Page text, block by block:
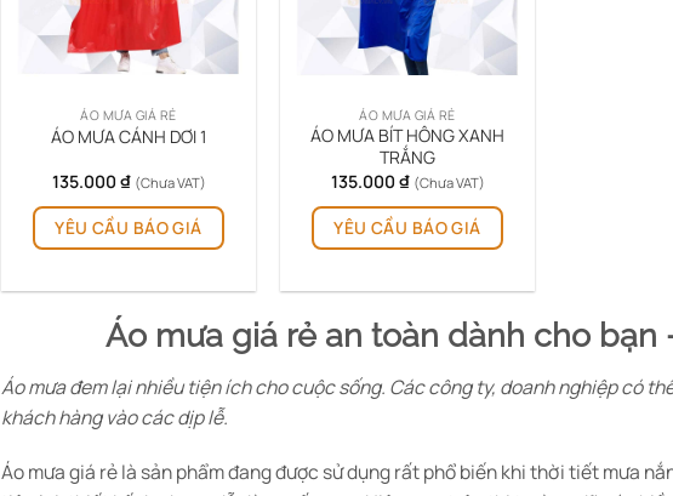
ÁO MƯA GIÁ RẺ
ÁO MƯA CÁNH DƠI 1
135.000 ₫ (Chưa VAT)
YÊU CẦU BÁO GIÁ
ÁO MƯA GIÁ RẺ
ÁO MƯA BÍT HÔNG XANH
TRẮNG
135.000 ₫ (Chưa VAT)
YÊU CẦU BÁO GIÁ
Áo mưa giá rẻ an toàn dành cho bạn
Áo mưa đem lại nhiều tiện ích cho cuộc sống. Các công ty, doanh nghiệp có
khách hàng vào các dịp lễ.
Áo mưa giá rẻ là sản phẩm đang được sử dụng rất phổ biến khi thời tiết mưa